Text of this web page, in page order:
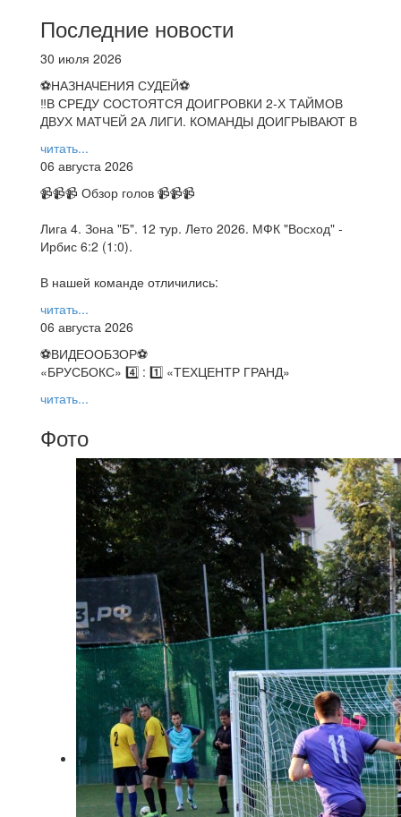
Последние новости
30 июля 2026
⚽НАЗНАЧЕНИЯ СУДЕЙ⚽
‼В СРЕДУ СОСТОЯТСЯ ДОИГРОВКИ 2-Х ТАЙМОВ
ДВУХ МАТЧЕЙ 2А ЛИГИ. КОМАНДЫ ДОИГРЫВАЮТ В
читать...
06 августа 2026
📹📹📹 Обзор голов 📹📹📹
Лига 4. Зона "Б". 12 тур. Лето 2026. МФК "Восход" -
Ирбис 6:2 (1:0).
В нашей команде отличились:
читать...
06 августа 2026
⚽️ВИДЕООБЗОР⚽️
«БРУСБОКС» 4️⃣ : 1️⃣ «ТЕХЦЕНТР ГРАНД»
читать...
Фото